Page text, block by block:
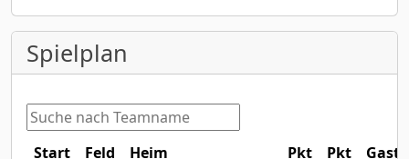
Spielplan
Start Feld Heim Pkt Pkt
Gast